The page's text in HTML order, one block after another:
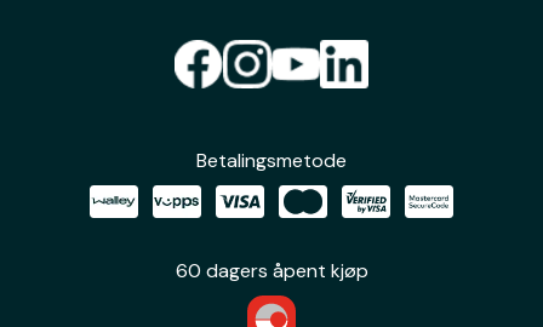
Betalingsmetode
60 dagers åpent kjøp